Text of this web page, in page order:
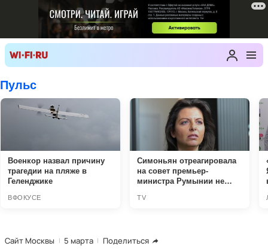
Сайт Москвы 5 марта Поделиться